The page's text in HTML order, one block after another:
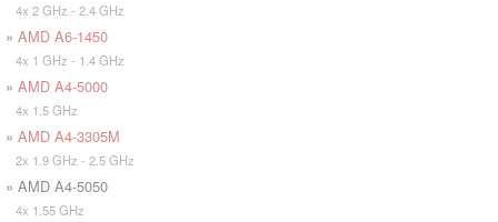
4x 2 GHz - 2.4 GHz
» AMD A6-1450
4x 1 GHz - 1.4 GHz
» AMD A4-5000
4x 1.5 GHz
» AMD A4-3305M
2x 1.9 GHz - 2.5 GHz
» AMD A4-5050
4x 1.55 GHz